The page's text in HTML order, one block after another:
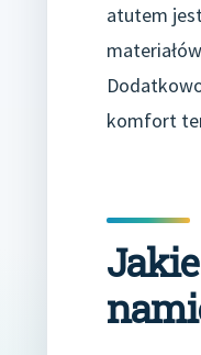
atutem
komfort